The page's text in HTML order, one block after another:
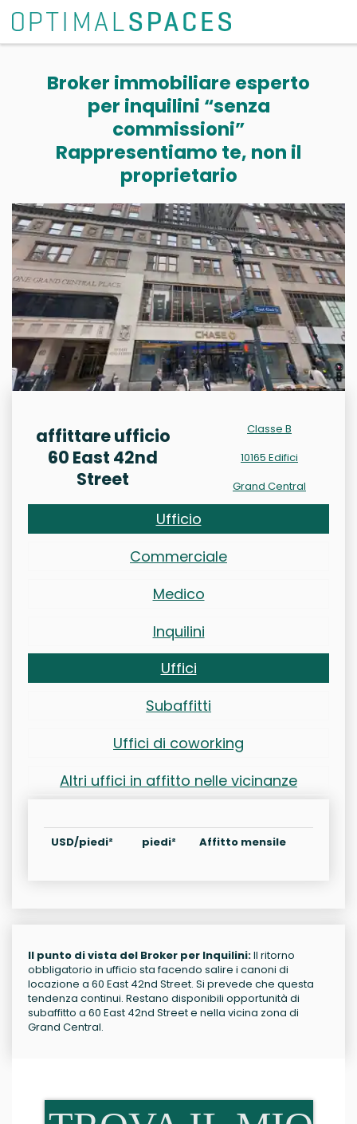
Broker immobiliare esperto
per inquilini “senza
commissioni”
Rappresentiamo te, non il
proprietario
affittare ufficio
60 East 42nd
Street
Classe B
10165 Edifici
Grand Central
Ufficio
Commerciale
Medico
Inquilini
Uffici
Subaffitti
Uffici di coworking
Altri uffici in affitto nelle vicinanze
USD/piedi² piedi² Affitto mensile
Il punto di vista del Broker per Inquilini:Il ritorno
obbligatorio in ufficio sta facendo salire i canoni di
locazione a 60 East 42nd Street. Si prevede che questa
tendenza continui. Restano disponibili opportunità di
subaffitto a 60 East 42nd Street e nella vicina zona di
Grand Central.